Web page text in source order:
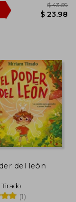
45%
dcto.
del león
(1)